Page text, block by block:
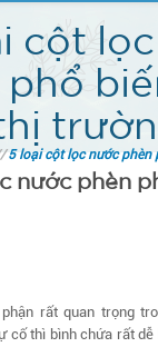
cột
phổ
5 loại cột lọc nước phèn
nước phèn
rất quan trọng
cố thì bình chứa rất